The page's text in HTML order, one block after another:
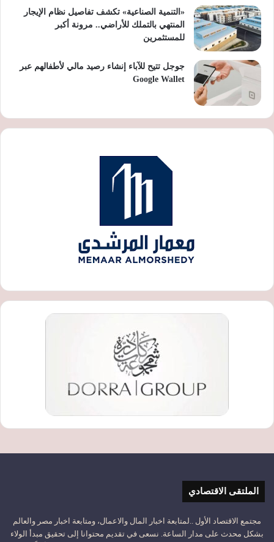
«التنمية الصناعية» تكشف تفاصيل نظام الإيجار
المنتهي بالتملك للأراضي.. مرونة أكبر
للمستثمرين
جوجل تتيح للآباء إنشاء رصيد مالي لأطفالهم عبر
Google Wallet
الملتقى الاقتصادي
مجتمع الاقتصاد الأول ..لمتابعة اخبار المال والاعمال، ومتابعة اخبار مصر والعالم
بشكل محدث على مدار الساعة. نسعى في تقديم محتوانا إلى تحقيق مبدأ الولاء